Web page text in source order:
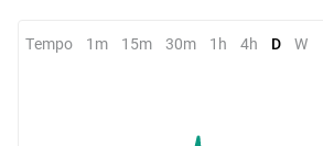
Tempo 1m 15m 30m 1h 4h D W